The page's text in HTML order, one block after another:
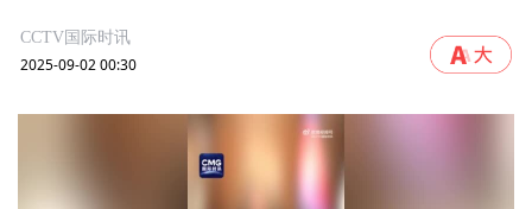
CCTV国际时讯
2025-09-02 00:30